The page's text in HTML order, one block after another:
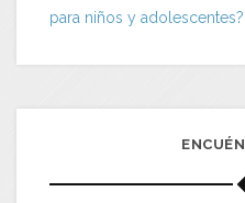
para niños y adolescentes?